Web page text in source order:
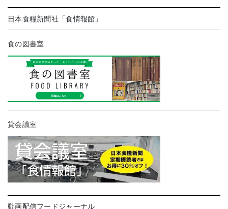
日本食糧新聞社「食情報館」
食の図書室
貸会議室
動画配信フードジャーナル